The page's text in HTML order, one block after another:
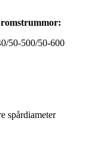
50-500/50-600
spårdiameter